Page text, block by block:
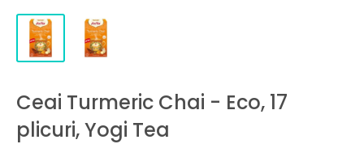
Ceai Turmeric Chai - Eco, 17
plicuri, Yogi Tea